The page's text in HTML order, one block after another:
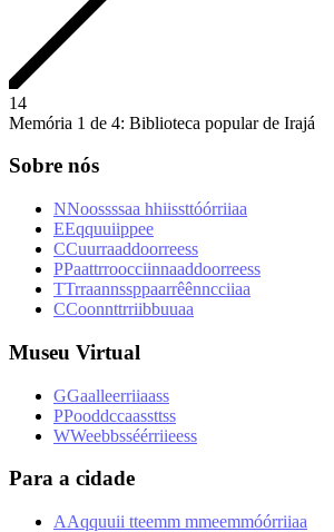
14
Memória 1 de 4: Biblioteca popular de Irajá
Sobre nós
NNoossssaa hhiissttóórriiaa
EEqquuiippee
CCuurraaddoorreess
PPaattrroocciinnaaddoorreess
TTrraannssppaarrêênncciiaa
CCoonnttrriibbuuaa
Museu Virtual
GGaalleerriiaass
PPooddccaassttss
WWeebbsséérriieess
Para a cidade
AAqquuii tteemm mmeemmóórriiaa